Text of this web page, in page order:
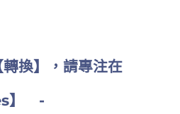
換】，請專注在
】 -